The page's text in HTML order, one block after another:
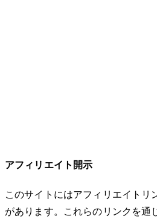
アフィリエイト開示
このサイトにはアフィリエイトリ
があります。これらのリンクを通